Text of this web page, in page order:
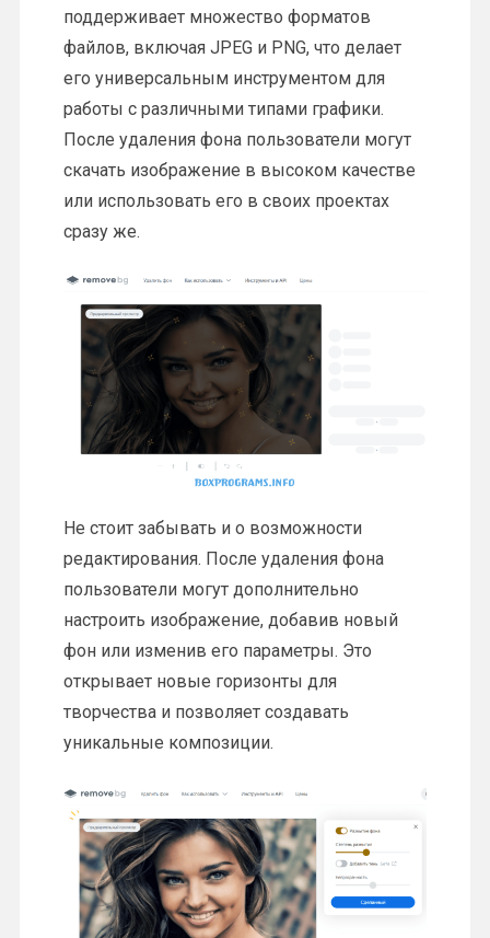
поддерживает множество форматов
файлов, включая JPEG и PNG, что делает
его универсальным инструментом для
работы с различными типами графики.
После удаления фона пользователи могут
скачать изображение в высоком качестве
или использовать его в своих проектах
сразу же.
Не стоит забывать и о возможности
редактирования. После удаления фона
пользователи могут дополнительно
настроить изображение, добавив новый
фон или изменив его параметры. Это
открывает новые горизонты для
творчества и позволяет создавать
уникальные композиции.